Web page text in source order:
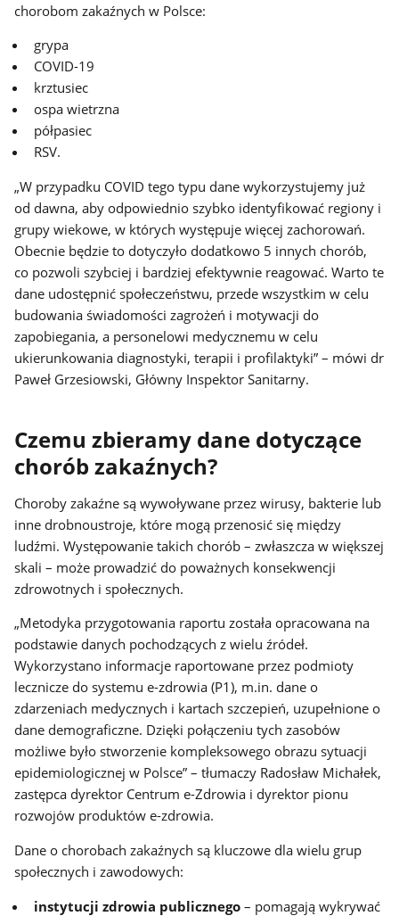
chorobom zakaźnych w Polsce:
grypa
COVID-19
krztusiec
ospa wietrzna
półpasiec
RSV.
„W przypadku COVID tego typu dane wykorzystujemy już
od dawna, aby odpowiednio szybko identyfikować regiony i
grupy wiekowe, w których występuje więcej zachorowań.
Obecnie będzie to dotyczyło dodatkowo 5 innych chorób,
co pozwoli szybciej i bardziej efektywnie reagować. Warto te
dane udostępnić społeczeństwu, przede wszystkim w celu
budowania świadomości zagrożeń i motywacji do
zapobiegania, a personelowi medycznemu w celu
ukierunkowania diagnostyki, terapii i profilaktyki” – mówi dr
Paweł Grzesiowski, Główny Inspektor Sanitarny.
Czemu zbieramy dane dotyczące
chorób zakaźnych?
Choroby zakaźne są wywoływane przez wirusy, bakterie lub
inne drobnoustroje, które mogą przenosić się między
ludźmi. Występowanie takich chorób – zwłaszcza w większej
skali – może prowadzić do poważnych konsekwencji
zdrowotnych i społecznych.
„Metodyka przygotowania raportu została opracowana na
podstawie danych pochodzących z wielu źródeł.
Wykorzystano informacje raportowane przez podmioty
lecznicze do systemu e-zdrowia (P1), m.in. dane o
zdarzeniach medycznych i kartach szczepień, uzupełnione o
dane demograficzne. Dzięki połączeniu tych zasobów
możliwe było stworzenie kompleksowego obrazu sytuacji
epidemiologicznej w Polsce” – tłumaczy Radosław Michałek,
zastępca dyrektor Centrum e-Zdrowia i dyrektor pionu
rozwojów produktów e-zdrowia.
Dane o chorobach zakaźnych są kluczowe dla wielu grup
społecznych i zawodowych:
instytucji zdrowia publicznego – pomagają wykrywać